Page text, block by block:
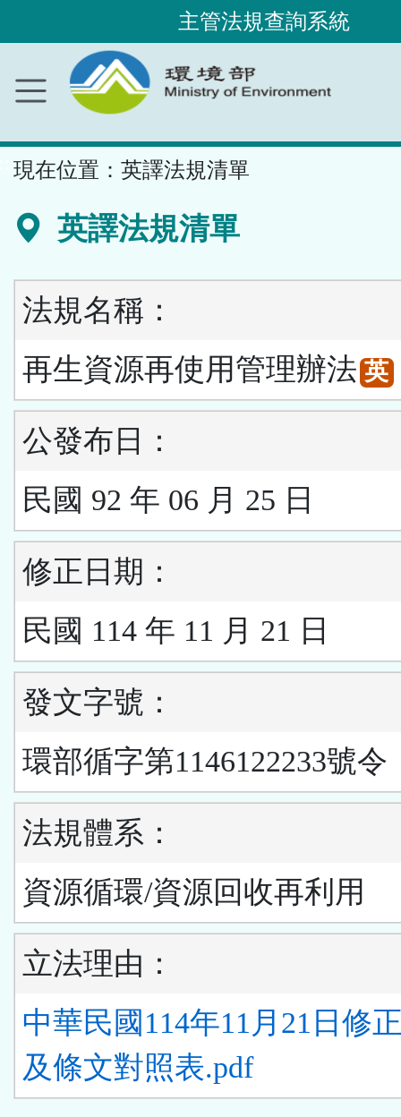
內
容
主管法規查詢系統
現在位置： 英譯法規清單
英譯法規清單
法規名稱：
再生資源再使用管理辦法 英
公發布日：
民國 92 年 06 月 25 日
修正日期：
民國 114 年 11 月 21 日
發文字號：
環部循字第1146122233號令
法規體系：
資源循環/資源回收再利用
立法理由：
中華民國114年11月21日修
及條文對照表.pdf